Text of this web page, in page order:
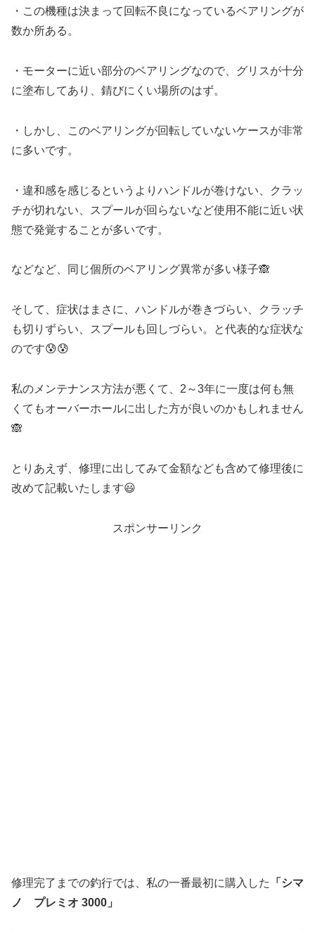
・この機種は決まって回転不良になっているベアリングが
数か所ある。
・モーターに近い部分のベアリングなので、グリスが十分
に塗布してあり、錆びにくい場所のはず。
・しかし、このベアリングが回転していないケースが非常
に多いです。
・違和感を感じるというよりハンドルが巻けない、クラッ
チが切れない、スプールが回らないなど使用不能に近い状
態で発覚することが多いです。
などなど、同じ個所のベアリング異常が多い様子🙈
そして、症状はまさに、ハンドルが巻きづらい、クラッチ
も切りずらい、スプールも回しづらい。と代表的な症状な
のです😰😰
私のメンテナンス方法が悪くて、2～3年に一度は何も無
くてもオーバーホールに出した方が良いのかもしれません
🙈
とりあえず、修理に出してみて金額なども含めて修理後に
改めて記載いたします😃
スポンサーリンク
修理完了までの釣行では、私の一番最初に購入した
「シマ
ノ プレミオ 3000」